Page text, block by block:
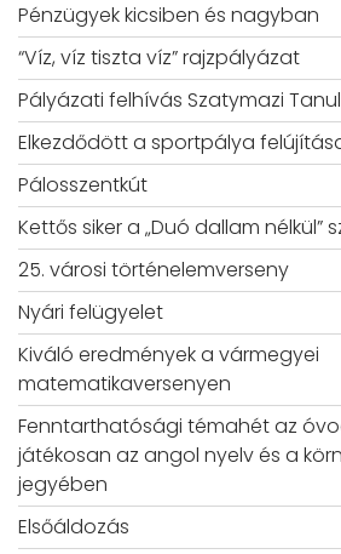
Pénzügyek kicsiben és nagyban
“Víz, víz tiszta víz” rajzpályázat
Pályázati felhívás Szatymazi
Elkezdődött a sportpálya
Pálosszentkút
Kettős siker a „Duó dallam nélkül”
25. városi történelemverseny
Nyári felügyelet
Kiváló eredmények a vármegyei
matematikaversenyen
Fenntarthatósági témahét az
játékosan az angol nyelv és a
jegyében
Elsőáldozás